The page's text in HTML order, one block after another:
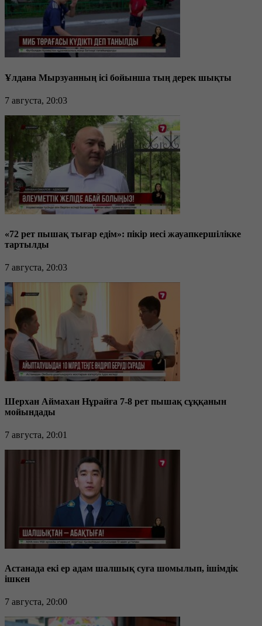
Ұлдана Мырзуанның ісі бойынша тың дерек шықты
7 августа, 20:03
«72 рет пышақ тығар едім»: пікір иесі жауапкершілікке
тартылды
7 августа, 20:03
Шерхан Аймахан Нұрайға 7-8 рет пышақ сұққанын
мойындады
7 августа, 20:01
Астанада екі ер адам шалшық суға шомылып, ішімдік
ішкен
7 августа, 20:00